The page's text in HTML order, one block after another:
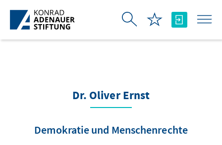
Skip to Main Content
Dr. Oliver Ernst
Demokratie und Menschenrechte